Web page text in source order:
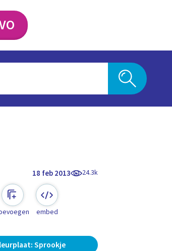
18 feb 2013 24.3k
embed
Sprookje